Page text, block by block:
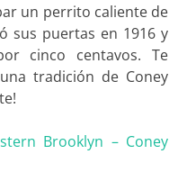
un perrito caliente de
sus puertas en 1916 y
cinco centavos. Te
tradición de Coney
Brooklyn – Coney